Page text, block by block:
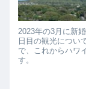
2023年の3月に新
日目の観光につい
で、これからハワ
す。